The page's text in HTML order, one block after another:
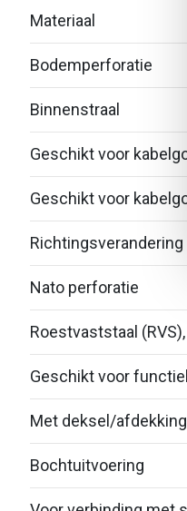
Materiaal
Bodemperforatie
Binnenstraal
Geschikt voor
Geschikt voor
Richtingsverandering
Nato perforatie
Roestvaststaal
Geschikt voor
Met deksel/afdekking
Bochtuitvoering